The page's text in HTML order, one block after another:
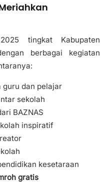
tingkat Kabupaten
berbagai kegiatan
guru dan pelajar
sekolah
BAZNAS
inspiratif
kesetaraan
gratis